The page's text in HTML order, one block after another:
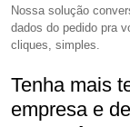
Nossa solução
dados do pedido pra
cliques, simples.
Tenha mais
empresa e